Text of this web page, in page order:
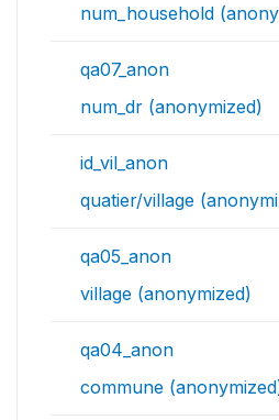
num_household
qa07_anon
num_dr (anonymized)
id_vil_anon
quatier/village
qa05_anon
village (anonymized)
qa04_anon
commune